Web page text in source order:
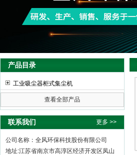
产品目录
工业吸尘器柜式集尘机
查看全部产品
联系我们 更多 >>
公司名称：全风环保科技股份有限公司
地址:江苏省南京市高淳区经济开发区凤山